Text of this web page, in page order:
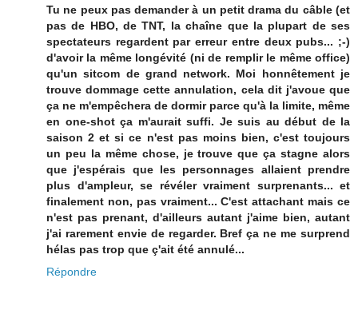
Tu ne peux pas demander à un petit drama du câble (et
pas de HBO, de TNT, la chaîne que la plupart de ses
spectateurs regardent par erreur entre deux pubs... ;-)
d'avoir la même longévité (ni de remplir le même office)
qu'un sitcom de grand network. Moi honnêtement je
trouve dommage cette annulation, cela dit j'avoue que
ça ne m'empêchera de dormir parce qu'à la limite, même
en one-shot ça m'aurait suffi. Je suis au début de la
saison 2 et si ce n'est pas moins bien, c'est toujours
un peu la même chose, je trouve que ça stagne alors
que j'espérais que les personnages allaient prendre
plus d'ampleur, se révéler vraiment surprenants... et
finalement non, pas vraiment... C'est attachant mais ce
n'est pas prenant, d'ailleurs autant j'aime bien, autant
j'ai rarement envie de regarder. Bref ça ne me surprend
hélas pas trop que ç'ait été annulé...
Répondre